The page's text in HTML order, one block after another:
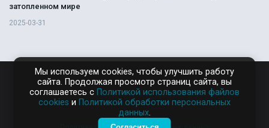
затопленном мире
2025-03-31
Мы используем cookies, чтобы улучшить работу
сайта. Продолжая просмотр страниц сайта, вы
соглашаетесь с Политикой использования файлов
cookies и Политикой обработки персональных
данных.
RAMPAGA.RU